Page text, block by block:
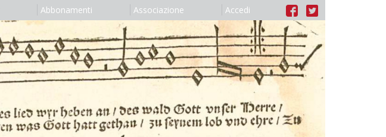
Abbonamenti Associazione Accedi